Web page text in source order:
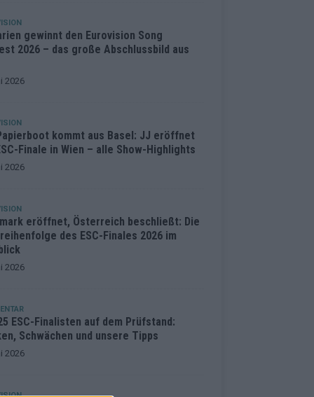
gewinnt den Eurovision Song
2026 – das große Abschlussbild aus
2026
kommt aus Basel: JJ eröffnet
Finale in Wien – alle Show-Highlights
2026
eröffnet, Österreich beschließt: Die
des ESC-Finales 2026 im
2026
ESC-Finalisten auf dem Prüfstand:
Schwächen und unsere Tipps
2026